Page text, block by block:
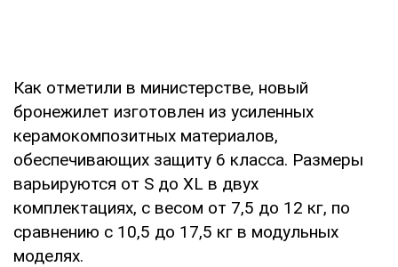
Как отметили в министерстве, новый
бронежилет изготовлен из усиленных
керамокомпозитных материалов,
обеспечивающих защиту 6 класса. Размеры
варьируются от S до XL в двух
комплектациях, с весом от 7,5 до 12 кг, по
сравнению с 10,5 до 17,5 кг в модульных
моделях.